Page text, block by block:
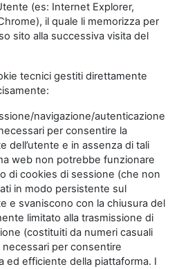
(es: Internet Explorer,
il quale li memorizza per
sito alla successiva visita del
tecnici gestiti direttamente
navigazione/autenticazione
per consentire la
dell’utente e in assenza di tali
web non potrebbe funzionare
di cookies di sessione (che non
in modo persistente sul
e svaniscono con la chiusura del
limitato alla trasmissione di
(costituiti da numeri casuali
per consentire
ed efficiente della piattaforma. I